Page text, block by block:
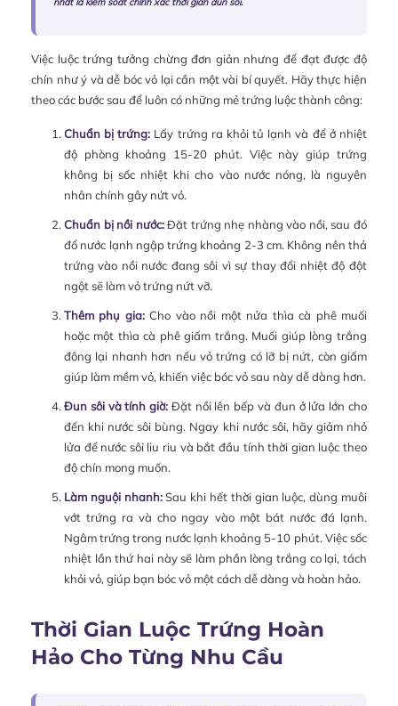
Việc luộc trứng tưởng chừng đơn giản nhưng để đạt được độ
chín như ý và dễ bóc vỏ lại cần một vài bí quyết. Hãy thực hiện
theo các bước sau để luôn có những mẻ trứng luộc thành công:
Chuẩn bị trứng: Lấy trứng ra khỏi tủ lạnh và để ở nhiệt
độ phòng khoảng 15-20 phút. Việc này giúp trứng
không bị sốc nhiệt khi cho vào nước nóng, là nguyên
nhân chính gây nứt vỏ.
Chuẩn bị nồi nước:Đặt trứng nhẹ nhàng vào nồi, sau đó
đổ nước lạnh ngập trứng khoảng 2-3 cm. Không nên thả
trứng vào nồi nước đang sôi vì sự thay đổi nhiệt độ đột
ngột sẽ làm vỏ trứng nứt vỡ.
Thêm phụ gia:Cho vào nồi một nửa thìa cà phê muối
hoặc một thìa cà phê giấm trắng. Muối giúp lòng trắng
đông lại nhanh hơn nếu vỏ trứng có lỡ bị nứt, còn giấm
giúp làm mềm vỏ, khiến việc bóc vỏ sau này dễ dàng hơn.
Đun sôi và tính giờ: Đặt nồi lên bếp và đun ở lửa lớn cho
đến khi nước sôi bùng. Ngay khi nước sôi, hãy giảm nhỏ
lửa để nước sôi liu riu và bắt đầu tính thời gian luộc theo
độ chín mong muốn.
Làm nguội nhanh:Sau khi hết thời gian luộc, dùng muôi
vớt trứng ra và cho ngay vào một bát nước đá lạnh.
Ngâm trứng trong nước lạnh khoảng 5-10 phút. Việc sốc
nhiệt lần thứ hai này sẽ làm phần lòng trắng co lại, tách
khỏi vỏ, giúp bạn bóc vỏ một cách dễ dàng và hoàn hảo.
Thời Gian Luộc Trứng Hoàn
Hảo Cho Từng Nhu Cầu